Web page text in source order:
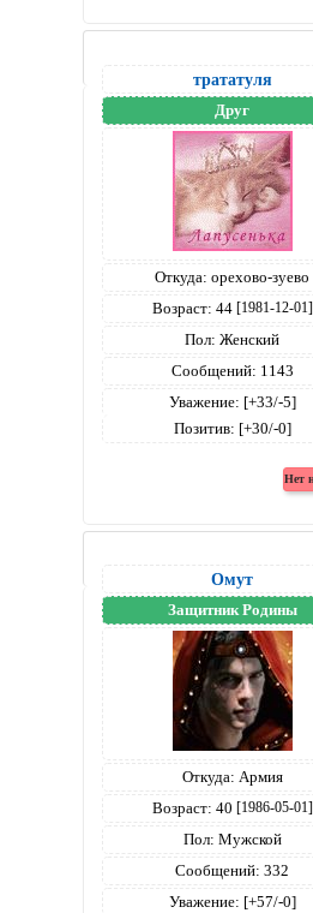
трататуля
Друг
Откуда: орехово-зуево
Возраст: 44 [1981-12-01]
Пол: Женский
Сообщений: 1143
Уважение: [+33/-5]
Позитив: [+30/-0]
Омут
Защитник Родины
Откуда: Армия
Возраст: 40 [1986-05-01]
Пол: Мужской
Сообщений: 332
Уважение: [+57/-0]